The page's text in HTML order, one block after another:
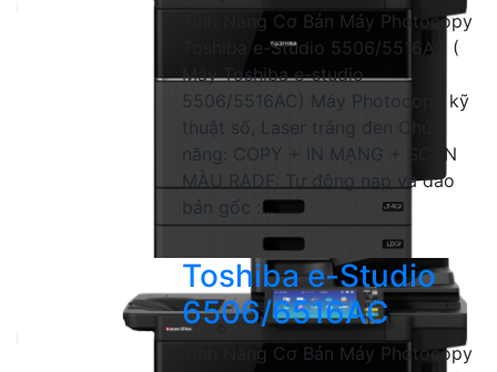
Tính Năng Cơ Bản Máy Photocopy
Toshiba e-Studio 5506/5516AC (
Máy Toshiba e-studio
5506/5516AC) Máy Photocopy kỹ
thuật số, Laser trắng đen Chức
năng: COPY + IN MẠNG + SCAN
MÀU RADF: Tự động nạp và đảo
bản gốc :...
Toshiba e-Studio
6506/6516AC
Tính Năng Cơ Bản Máy Photocopy